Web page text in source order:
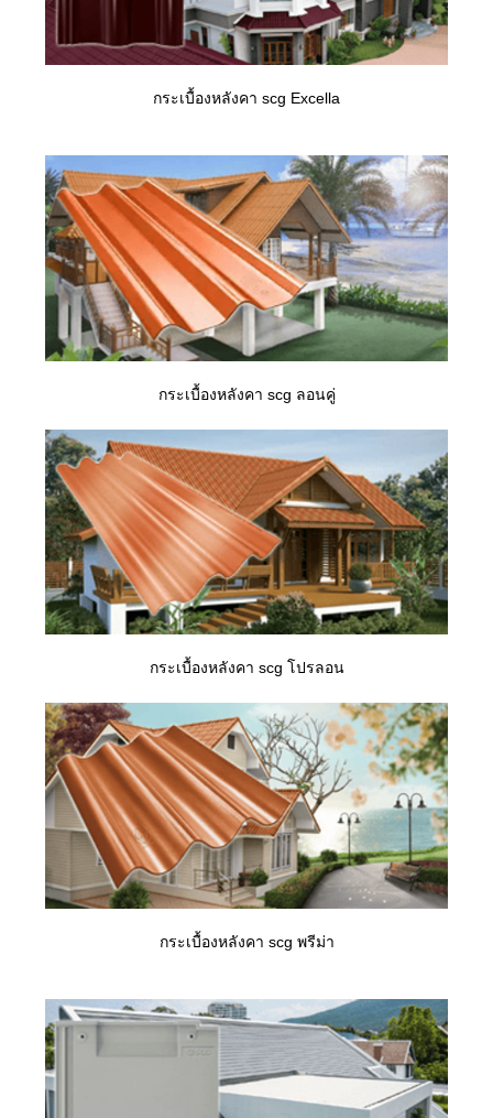
กระเบื้องหลังคา scg Excella
กระเบื้องหลังคา scg ลอนคู่
กระเบื้องหลังคา scg โปรลอน
กระเบื้องหลังคา scg พรีม่า